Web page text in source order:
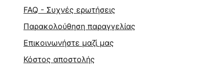
FAQ - Συχνές ερωτήσεις
Παρακολούθηση παραγγελίας
Επικοινωνήστε μαζί μας
Κόστος αποστολής